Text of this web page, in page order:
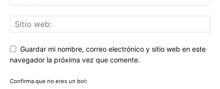
Guardar mi nombre, correo electrónico y sitio web en este
navegador la próxima vez que comente.
Confirma que no eres un bot: